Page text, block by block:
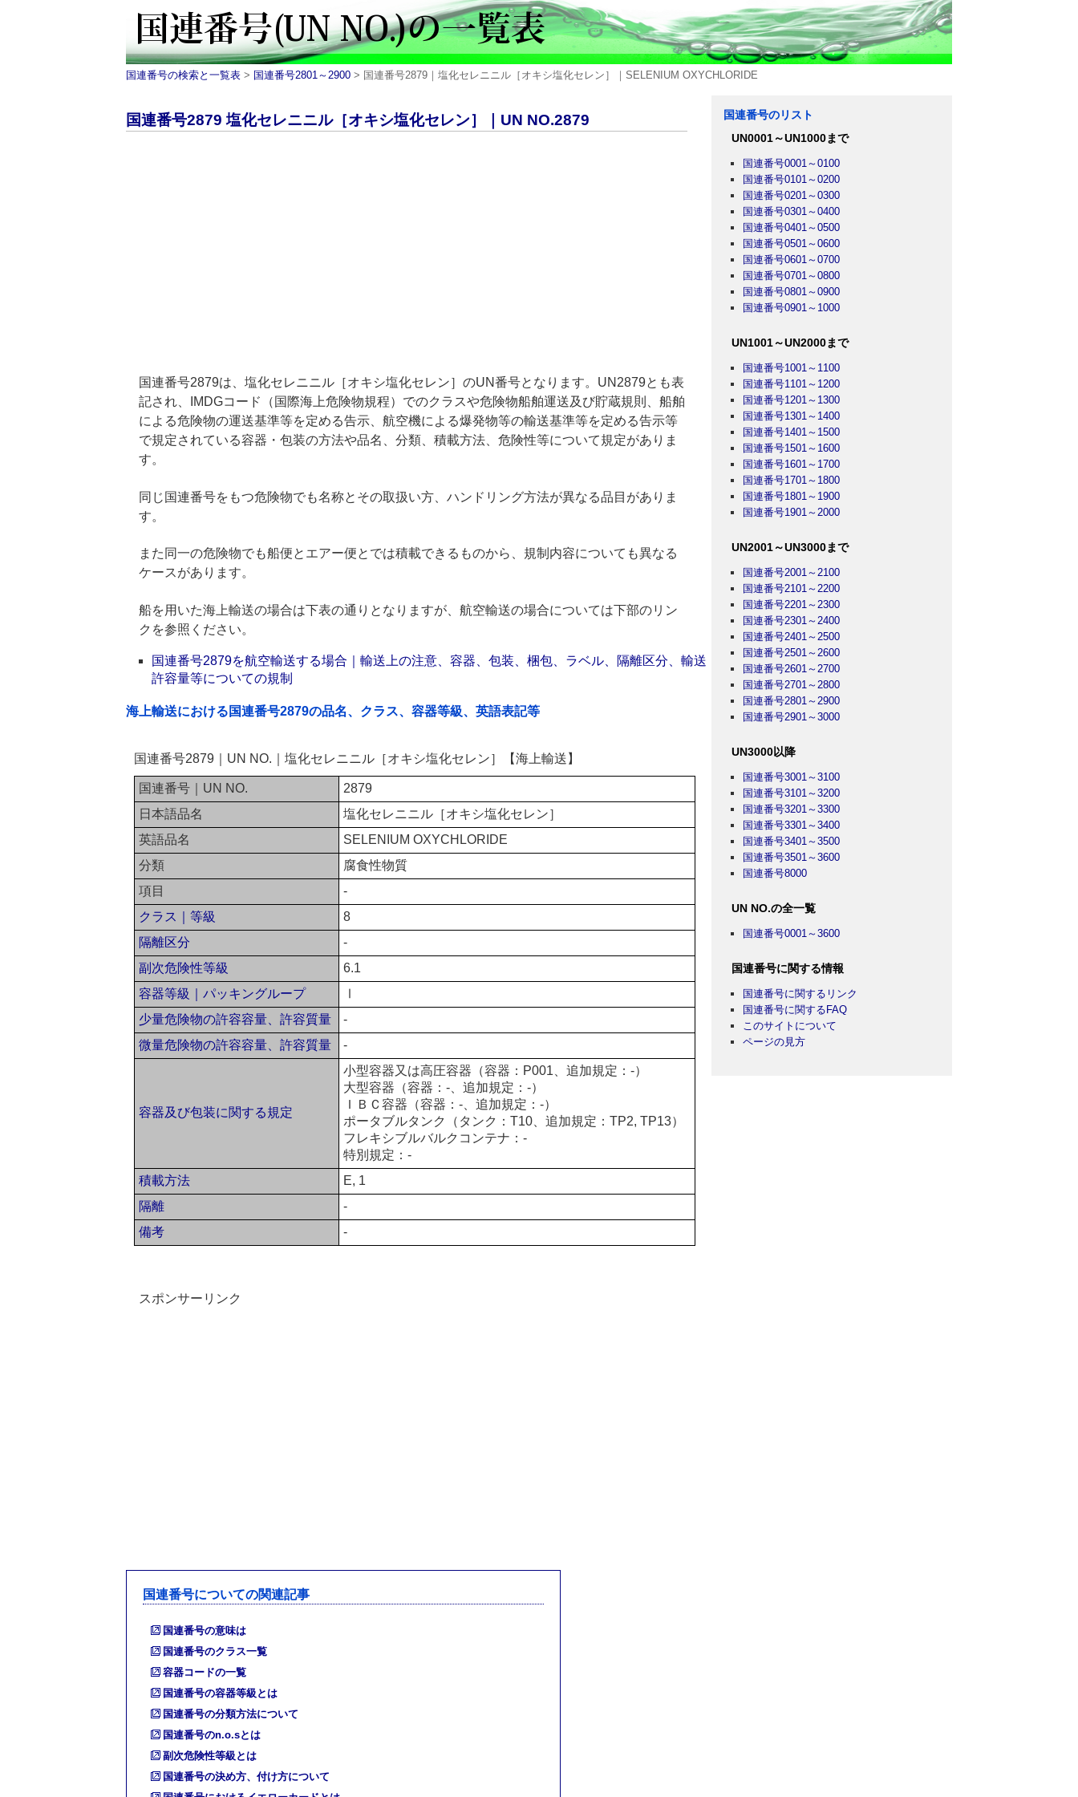
国連番号の検索と一覧表 > 国連番号2801～2900 > 国連番号2879｜塩化セレニニル［オキシ塩化セレン］｜SELENIUM OXYCHLORIDE
国連番号2879 塩化セレニニル［オキシ塩化セレン］｜UN NO.2879
国連番号2879は、塩化セレニニル［オキシ塩化セレン］のUN番号となります。UN2879とも表
記され、IMDGコード（国際海上危険物規程）でのクラスや危険物船舶運送及び貯蔵規則、船舶
による危険物の運送基準等を定める告示、航空機による爆発物等の輸送基準等を定める告示等
で規定されている容器・包装の方法や品名、分類、積載方法、危険性等について規定がありま
す。
同じ国連番号をもつ危険物でも名称とその取扱い方、ハンドリング方法が異なる品目がありま
す。
また同一の危険物でも船便とエアー便とでは積載できるものから、規制内容についても異なる
ケースがあります。
船を用いた海上輸送の場合は下表の通りとなりますが、航空輸送の場合については下部のリン
クを参照ください。
国連番号2879を航空輸送する場合｜輸送上の注意、容器、包装、梱包、ラベル、隔離区分、輸送
許容量等についての規制
海上輸送における国連番号2879の品名、クラス、容器等級、英語表記等
国連番号2879｜UN NO.｜塩化セレニニル［オキシ塩化セレン］【海上輸送】
国連番号｜UN NO.
2879
日本語品名
塩化セレニニル［オキシ塩化セレン］
英語品名
SELENIUM OXYCHLORIDE
分類
腐食性物質
項目
-
クラス｜等級
8
隔離区分
-
副次危険性等級
6.1
容器等級｜パッキングループ
Ⅰ
少量危険物の許容容量、許容質量
-
微量危険物の許容容量、許容質量
-
容器及び包装に関する規定
小型容器又は高圧容器（容器：P001、追加規定：-）
大型容器（容器：-、追加規定：-）
ＩＢＣ容器（容器：-、追加規定：-）
ポータブルタンク（タンク：T10、追加規定：TP2, TP13）
フレキシブルバルクコンテナ：-
特別規定：-
積載方法
E, 1
隔離
-
備考
-
スポンサーリンク
国連番号についての関連記事
国連番号の意味は
国連番号のクラス一覧
容器コードの一覧
国連番号の容器等級とは
国連番号の分類方法について
国連番号のn.o.sとは
副次危険性等級とは
国連番号の決め方、付け方について
国連番号のリスト
UN0001～UN1000まで
国連番号0001～0100
国連番号0101～0200
国連番号0201～0300
国連番号0301～0400
国連番号0401～0500
国連番号0501～0600
国連番号0601～0700
国連番号0701～0800
国連番号0801～0900
国連番号0901～1000
UN1001～UN2000まで
国連番号1001～1100
国連番号1101～1200
国連番号1201～1300
国連番号1301～1400
国連番号1401～1500
国連番号1501～1600
国連番号1601～1700
国連番号1701～1800
国連番号1801～1900
国連番号1901～2000
UN2001～UN3000まで
国連番号2001～2100
国連番号2101～2200
国連番号2201～2300
国連番号2301～2400
国連番号2401～2500
国連番号2501～2600
国連番号2601～2700
国連番号2701～2800
国連番号2801～2900
国連番号2901～3000
UN3000以降
国連番号3001～3100
国連番号3101～3200
国連番号3201～3300
国連番号3301～3400
国連番号3401～3500
国連番号3501～3600
国連番号8000
UN NO.の全一覧
国連番号0001～3600
国連番号に関する情報
国連番号に関するリンク
国連番号に関するFAQ
このサイトについて
ページの見方